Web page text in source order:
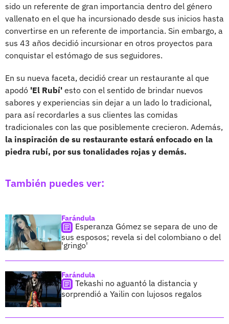
sido un referente de gran importancia dentro del género
vallenato en el que ha incursionado desde sus inicios hasta
convertirse en un referente de importancia. Sin embargo, a
sus 43 años decidió incursionar en otros proyectos para
conquistar el estómago de sus seguidores.
En su nueva faceta, decidió crear un restaurante al que
apodó 'El Rubí' esto con el sentido de brindar nuevos
sabores y experiencias sin dejar a un lado lo tradicional,
para así recordarles a sus clientes las comidas
tradicionales con las que posiblemente crecieron. Además,
la inspiración de su restaurante estará enfocado en la
piedra rubí, por sus tonalidades rojas y demás.
También puedes ver:
Farándula
Esperanza Gómez se separa de uno de
sus esposos; revela si del colombiano o del
'gringo'
Farándula
Tekashi no aguantó la distancia y
sorprendió a Yailin con lujosos regalos